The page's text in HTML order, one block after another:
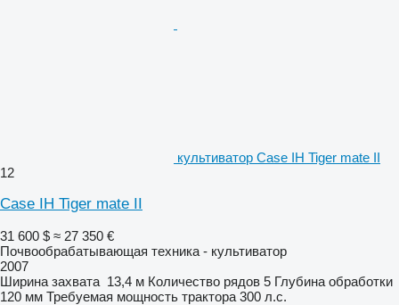
культиватор Case IH Tiger mate II
12
Case IH Tiger mate II
31 600 $ ≈ 27 350 €
Почвообрабатывающая техника - культиватор
2007
Ширина захвата 13,4 м Количество рядов 5 Глубина обработки
120 мм Требуемая мощность трактора 300 л.с.